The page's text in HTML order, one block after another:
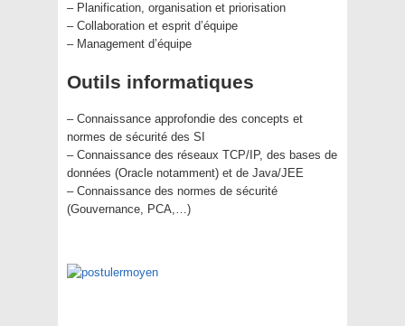
– Planification, organisation et priorisation
– Collaboration et esprit d’équipe
– Management d’équipe
Outils informatiques
– Connaissance approfondie des concepts et
normes de sécurité des SI
– Connaissance des réseaux TCP/IP, des bases de
données (Oracle notamment) et de Java/JEE
– Connaissance des normes de sécurité
(Gouvernance, PCA,…)